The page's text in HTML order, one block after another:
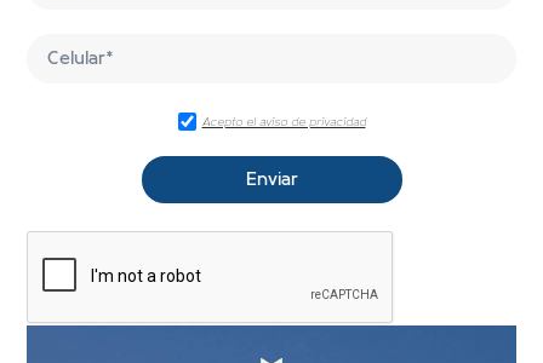
Acepto el aviso de privacidad